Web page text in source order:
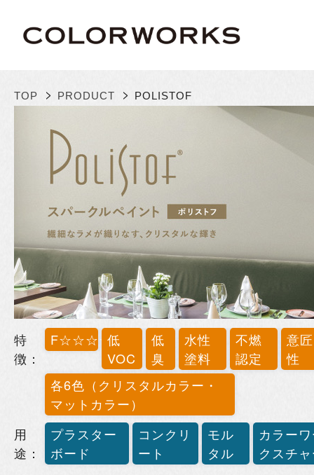
TOP > PRODUCT > POLISTOF
特
徴：
F☆☆☆☆低
VOC
低
臭
水性
塗料
不燃
認定
意匠
性
各6色（クリスタルカラー・
マットカラー）
用
途：
プラスター
ボード
コンクリ
ート
モル
タル
カラー
クスチ